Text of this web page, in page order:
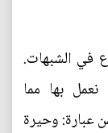
في الشبهات.
بها مما
عبارة: وحيرة